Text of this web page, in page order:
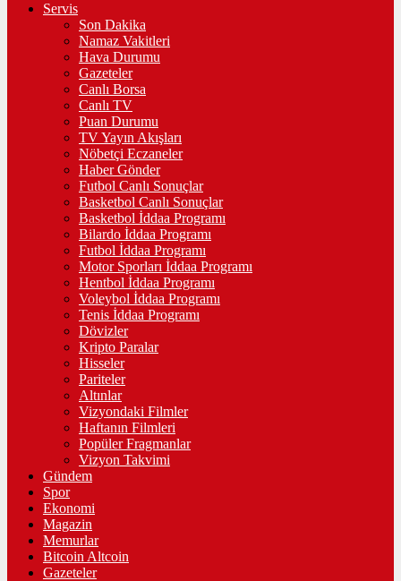
Servis
Son Dakika
Namaz Vakitleri
Hava Durumu
Gazeteler
Canlı Borsa
Canlı TV
Puan Durumu
TV Yayın Akışları
Nöbetçi Eczaneler
Haber Gönder
Futbol Canlı Sonuçlar
Basketbol Canlı Sonuçlar
Basketbol İddaa Programı
Bilardo İddaa Programı
Futbol İddaa Programı
Motor Sporları İddaa Programı
Hentbol İddaa Programı
Voleybol İddaa Programı
Tenis İddaa Programı
Dövizler
Kripto Paralar
Hisseler
Pariteler
Altınlar
Vizyondaki Filmler
Haftanın Filmleri
Popüler Fragmanlar
Vizyon Takvimi
Gündem
Spor
Ekonomi
Magazin
Memurlar
Bitcoin Altcoin
Gazeteler